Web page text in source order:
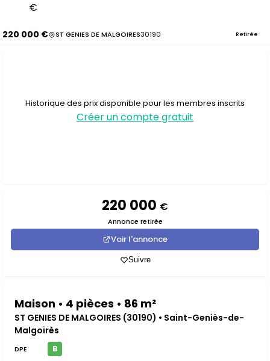
€
220 000 € ST GENIES DE MALGOIRES30190 Retirée
Historique des prix disponible pour les membres inscrits
Créer un compte gratuit
220 000 €
Annonce retirée
Voir l'annonce
Suivre
Maison • 4 pièces • 86 m²
ST GENIES DE MALGOIRES (30190) • Saint-Geniès-de-
Malgoirès
DPE B